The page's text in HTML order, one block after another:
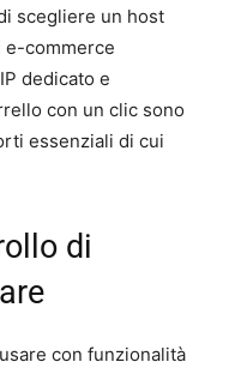
scegliere un host
e-commerce
dedicato e
con un clic sono
essenziali di cui
di
con funzionalità